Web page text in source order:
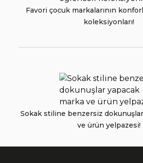
Favori çocuk markalarının
koleksiyonları!
Sokak stiline benzersiz
ve ürün yelpazesi!